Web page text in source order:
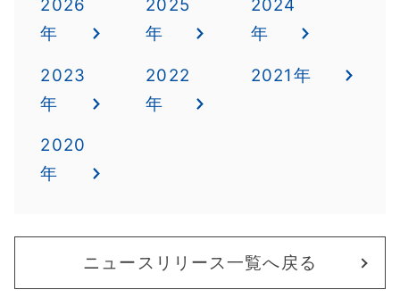
2026
年
2025
年
2024
年
2023
年
2022
年
2021年
2020
年
ニュースリリース一覧へ戻る